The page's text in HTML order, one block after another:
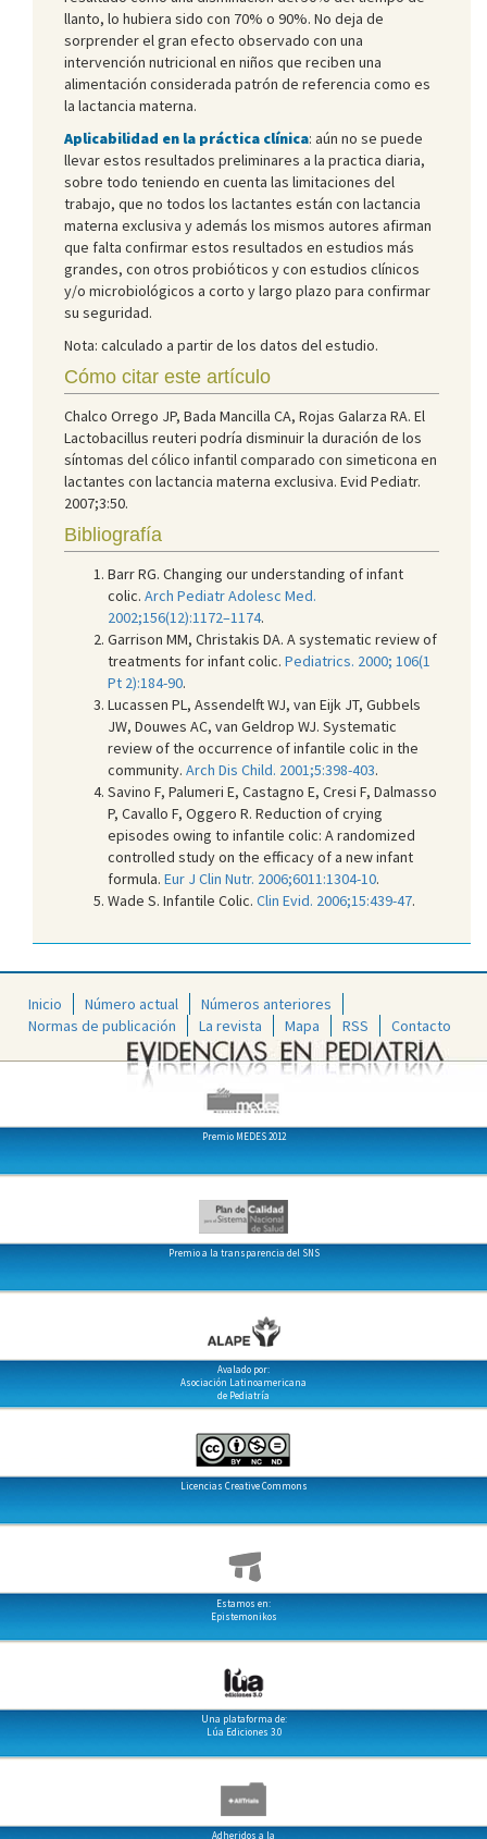
llanto, lo hubiera sido con 70% o 90%. No deja de
sorprender el gran efecto observado con una
intervención nutricional en niños que reciben una
alimentación considerada patrón de referencia como es
la lactancia materna.
Aplicabilidad en la práctica clínica: aún no se puede
llevar estos resultados preliminares a la practica diaria,
sobre todo teniendo en cuenta las limitaciones del
trabajo, que no todos los lactantes están con lactancia
materna exclusiva y además los mismos autores afirman
que falta confirmar estos resultados en estudios más
grandes, con otros probióticos y con estudios clínicos
y/o microbiológicos a corto y largo plazo para confirmar
su seguridad.
Nota: calculado a partir de los datos del estudio.
Cómo citar este artículo
Chalco Orrego JP, Bada Mancilla CA, Rojas Galarza RA. El
Lactobacillus reuteri podría disminuir la duración de los
síntomas del cólico infantil comparado con simeticona en
lactantes con lactancia materna exclusiva. Evid Pediatr.
2007;3:50.
Bibliografía
Barr RG. Changing our understanding of infant
colic. Arch Pediatr Adolesc Med.
2002;156(12):1172–1174.
Garrison MM, Christakis DA. A systematic review of
treatments for infant colic. Pediatrics. 2000; 106(1
Pt 2):184-90.
Lucassen PL, Assendelft WJ, van Eijk JT, Gubbels
JW, Douwes AC, van Geldrop WJ. Systematic
review of the occurrence of infantile colic in the
community. Arch Dis Child. 2001;5:398-403.
Savino F, Palumeri E, Castagno E, Cresi F, Dalmasso
P, Cavallo F, Oggero R. Reduction of crying
episodes owing to infantile colic: A randomized
controlled study on the efficacy of a new infant
formula. Eur J Clin Nutr. 2006;6011:1304-10.
Wade S. Infantile Colic. Clin Evid. 2006;15:439-47.
Inicio Número actual
Números anteriores
Normas de publicación
La revista Mapa RSS Contacto
Premio MEDES 2012
Premio a la transparencia del SNS
Avalado por:
Asociación Latinoamericana
de Pediatría
Licencias Creative Commons
Estamos en:
Epistemonikos
Una plataforma de:
Lúa Ediciones 3.0
Adheridos a la